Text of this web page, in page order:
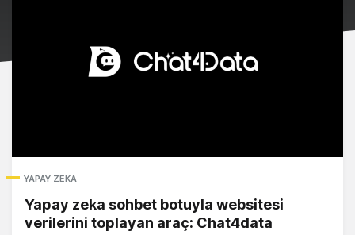
YAPAY ZEKA
Yapay zeka sohbet botuyla websitesi
verilerini toplayan araç: Chat4data